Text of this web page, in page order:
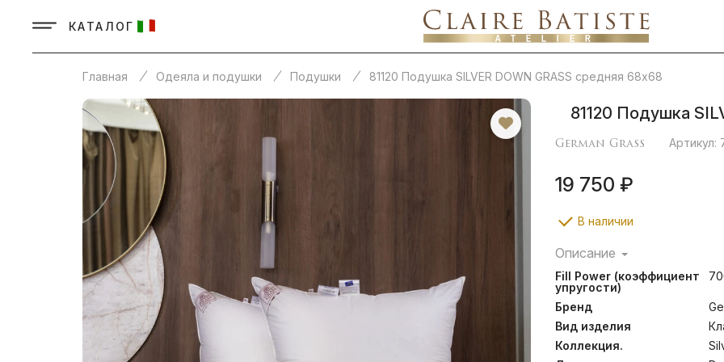
КАТАЛОГ
Главная Одеяла и подушки Подушки 81120 Подушка SILVER DOWN GRASS средняя 68х68
81120 Подушка
German Grass Артикул:
19 750 ₽
В наличии
Описание
Подушки коллекции
пуховым наполнителем
Тулузской породы с
позволяет получить
немецкой ткани,
Sensitive, которая
отдавать влагу. Ткани
Fill Power (коэффициент
упругости)
Бренд
Вид изделия
Коллекция.